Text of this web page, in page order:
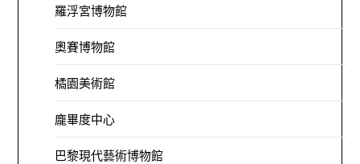
羅浮宮博物館
奧賽博物館
橘園美術館
龐畢度中心
巴黎現代藝術博物館